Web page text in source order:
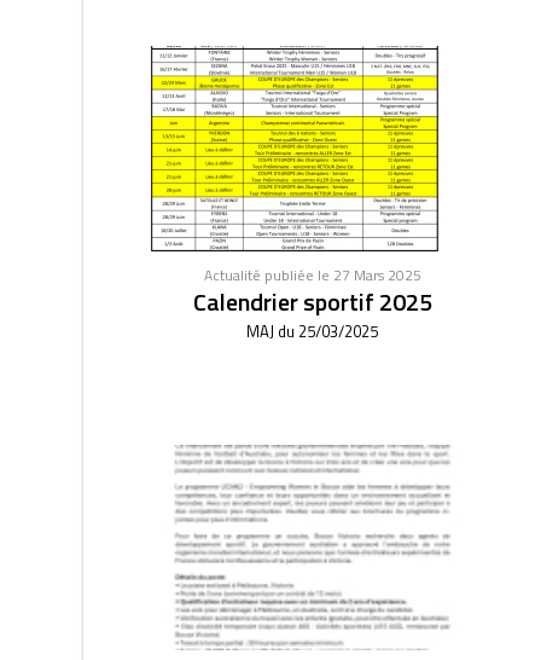
Actualité publiée le 27 Mars 2025
Calendrier sportif 2025
MAJ du 25/03/2025